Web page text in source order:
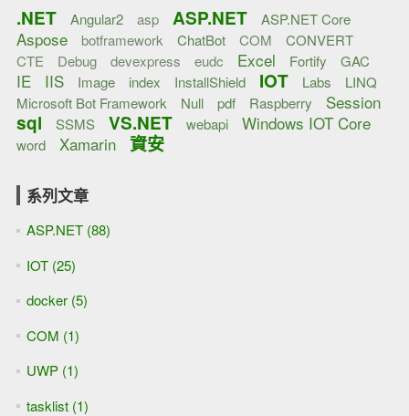
.NET Angular2 asp ASP.NET ASP.NET Core
Aspose botframework ChatBot COM
CONVERT
CTE
Debug devexpress eudc Excel Fortify GAC
IE IIS Image index InstallShield IOT Labs
LINQ
Microsoft Bot Framework
Null pdf Raspberry Session
sql SSMS VS.NET webapi Windows IOT Core
word Xamarin 資安
系列文章
ASP.NET (88)
IOT (25)
docker (5)
COM (1)
UWP (1)
tasklist (1)